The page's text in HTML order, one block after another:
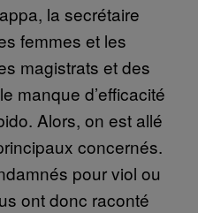
la secrétaire
femmes et les
magistrats et des
manque d’efficacité
Alors, on est allé
concernés.
pour viol ou
ont donc raconté